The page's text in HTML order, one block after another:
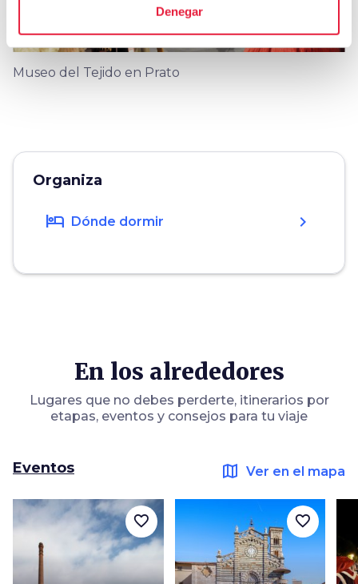
Denegar
Museo del Tejido en Prato
Organiza
hotel Dónde dormir chevron_right
En los alrededores
Lugares que no debes perderte, itinerarios por
etapas, eventos y consejos para tu viaje
Eventos map Ver en el mapa
favorite_border favorite_border